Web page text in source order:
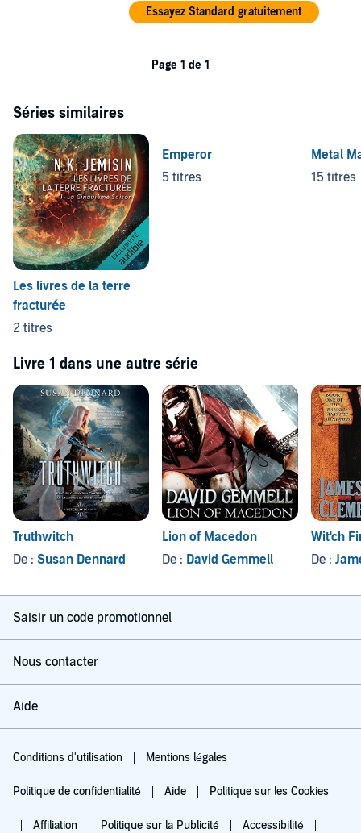
Essayez Standard gratuitement
Page 1 de 1
Séries similaires
Les livres de la terre
fracturée
2 titres
Emperor
5 titres
Metal
15 titres
Livre 1 dans une autre série
Truthwitch
De : Susan Dennard
Lion of Macedon
De : David Gemmell
Wit'ch
De :
Saisir un code promotionnel
Nous contacter
Aide
Conditions d'utilisation Mentions légales
Politique de confidentialité Aide Politique sur les Cookies
Affiliation Politique sur la Publicité Accessibilité